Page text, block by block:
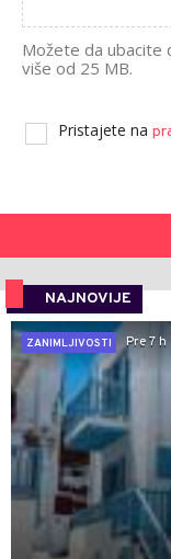
Možete da ubacite
više od 25 MB.
Pristajete na
NAJNOVIJE
ZANIMLJIVOSTI
Pre 7 h